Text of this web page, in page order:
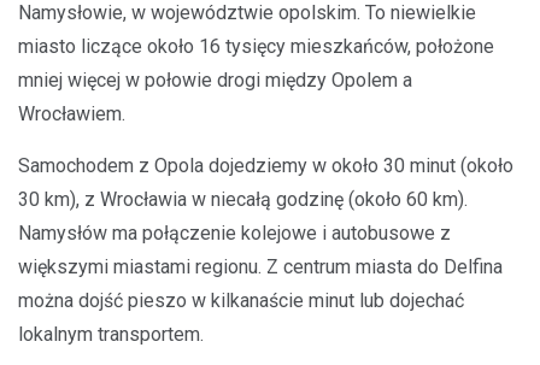
Namysłowie, w województwie opolskim. To niewielkie
miasto liczące około 16 tysięcy mieszkańców, położone
mniej więcej w połowie drogi między Opolem a
Wrocławiem.
Samochodem z Opola dojedziemy w około 30 minut (około
30 km), z Wrocławia w niecałą godzinę (około 60 km).
Namysłów ma połączenie kolejowe i autobusowe z
większymi miastami regionu. Z centrum miasta do Delfina
można dojść pieszo w kilkanaście minut lub dojechać
lokalnym transportem.